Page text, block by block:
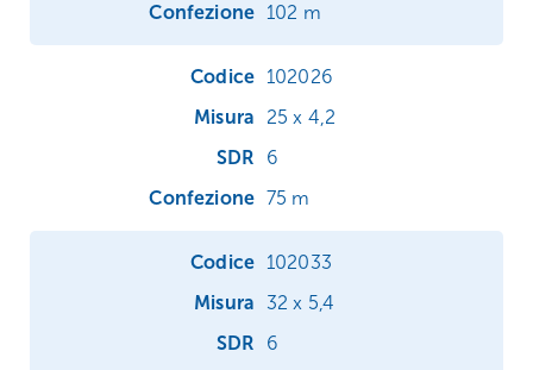
102 m
102026
25 x 4,2
6
75 m
102033
32 x 5,4
6